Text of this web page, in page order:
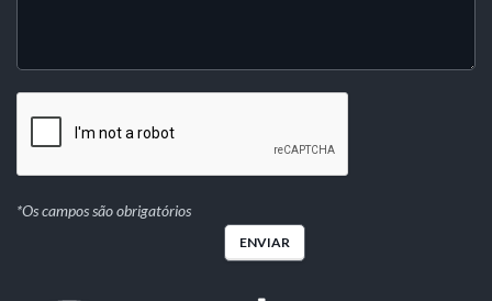
*Os campos são obrigatórios